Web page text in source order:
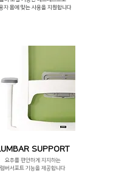
자 몸에 맞는 사용을 지원합니다
SUPPORT
요추를 편안하게 지지하는
럼버서포트 기능을 제공합니다